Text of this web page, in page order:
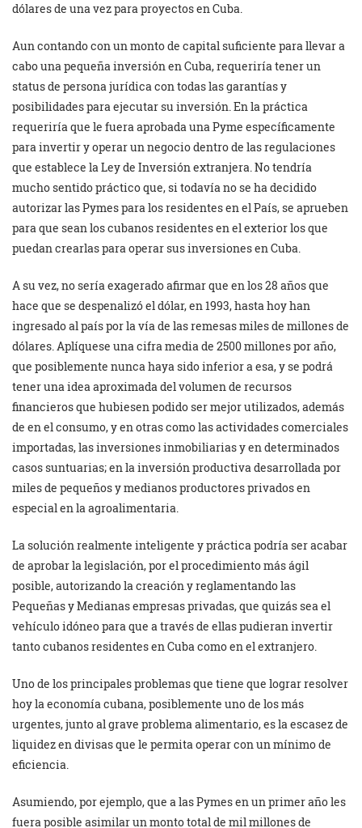
dólares de una vez para proyectos en Cuba.
Aun contando con un monto de capital suficiente para llevar a
cabo una pequeña inversión en Cuba, requeriría tener un
status de persona jurídica con todas las garantías y
posibilidades para ejecutar su inversión. En la práctica
requeriría que le fuera aprobada una Pyme específicamente
para invertir y operar un negocio dentro de las regulaciones
que establece la Ley de Inversión extranjera. No tendría
mucho sentido práctico que, si todavía no se ha decidido
autorizar las Pymes para los residentes en el País, se aprueben
para que sean los cubanos residentes en el exterior los que
puedan crearlas para operar sus inversiones en Cuba.
A su vez, no sería exagerado afirmar que en los 28 años que
hace que se despenalizó el dólar, en 1993, hasta hoy han
ingresado al país por la vía de las remesas miles de millones de
dólares. Aplíquese una cifra media de 2500 millones por año,
que posiblemente nunca haya sido inferior a esa, y se podrá
tener una idea aproximada del volumen de recursos
financieros que hubiesen podido ser mejor utilizados, además
de en el consumo, y en otras como las actividades comerciales
importadas, las inversiones inmobiliarias y en determinados
casos suntuarias; en la inversión productiva desarrollada por
miles de pequeños y medianos productores privados en
especial en la agroalimentaria.
La solución realmente inteligente y práctica podría ser acabar
de aprobar la legislación, por el procedimiento más ágil
posible, autorizando la creación y reglamentando las
Pequeñas y Medianas empresas privadas, que quizás sea el
vehículo idóneo para que a través de ellas pudieran invertir
tanto cubanos residentes en Cuba como en el extranjero.
Uno de los principales problemas que tiene que lograr resolver
hoy la economía cubana, posiblemente uno de los más
urgentes, junto al grave problema alimentario, es la escasez de
liquidez en divisas que le permita operar con un mínimo de
eficiencia.
Asumiendo, por ejemplo, que a las Pymes en un primer año les
fuera posible asimilar un monto total de mil millones de